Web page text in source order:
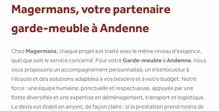
Magermans, votre partenaire
garde-meuble à Andenne
ChezMagermans, chaque projet est traité avec le même niveau d'exigence,
quel que soit le service concerné. Pour votreGarde-meubleàAndenne, nous
vous proposons un accompagnement personnalisé, un interlocuteur à
l'écoute et des solutions adaptées à vos besoins et à votre budget. Notre
force : une équipe humaine, ponctuelle et respectueuse, appuyée par une
flotte diversifiée et une expertise en déménagement, transport et logistique.
Le devis est établi en amont, de façon claire : si la prestation prend moins de